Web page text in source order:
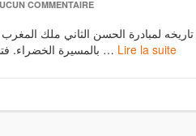
COMMENTAIRE
بالمسيرة الخضراء. فتنظيم قافلة الصمود التي تتبناها مبادرةً الجزائر وتونس دون … Lire la suite